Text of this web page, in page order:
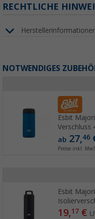
RECHTLICHE
NOTWENDIGES
Esbit
Verschluss
ab 27,46
Preise inkl.
Esbit
19,17€